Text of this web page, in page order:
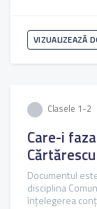
VIZUALIZEAZĂ
Clasele 1-2
Care-i
Cărtărescu
Documentul
disciplina
înțelegerea